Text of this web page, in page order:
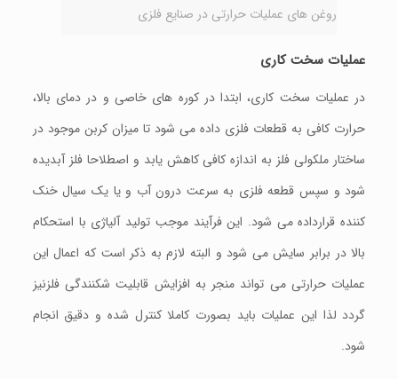
روغن های عملیات حرارتی در صنایع فلزی
عملیات سخت کاری
در عملیات سخت کاری، ابتدا در کوره های خاصی و در دمای بالا،
حرارت کافی به قطعات فلزی داده می شود تا میزان کربن موجود در
ساختار ملکولی فلز به اندازه کافی کاهش یابد و اصطلاحا فلز آبدیده
شود و سپس قطعه فلزی به سرعت درون آب و یا یک سیال خنک
کننده قرارداده می شود. این فرآیند موجب تولید آلیاژی با استحکام
بالا در برابر سایش می شود و البته لازم به ذکر است که اعمال این
عملیات حرارتی می تواند منجر به افزایش قابلیت شکنندگی فلزنیز
گردد لذا این عملیات باید بصورت کاملا کنترل شده و دقیق انجام
شود.